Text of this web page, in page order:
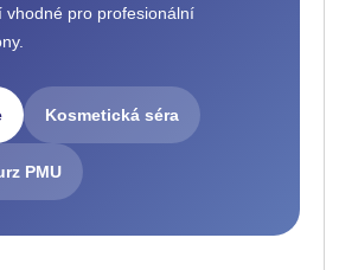
vhodné pro profesionální
Kosmetická séra
PMU